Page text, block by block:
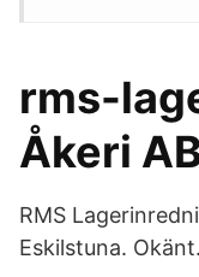
rms-
Åkeri
RMS
Eskilstuna.